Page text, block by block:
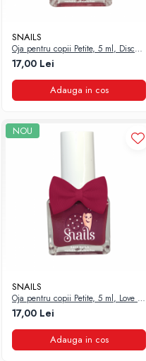
SNAILS
Oja pentru copii Petite, 5 ml, Disco
Girl, Snails
17,00 Lei
Adauga in cos
NOU
SNAILS
Oja pentru copii Petite, 5 ml, Love is,
Snails
17,00 Lei
Adauga in cos